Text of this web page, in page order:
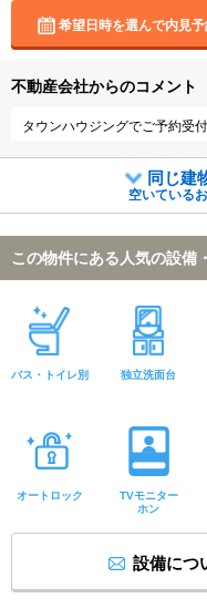
希望日時を選んで内見
不動産会社からのコメント
タウンハウジングでご予約受
同じ建
空いている
この物件にある人気の設備
バス・トイレ別 独立洗面台
オートロック
TVモニター
ホン
設備につ